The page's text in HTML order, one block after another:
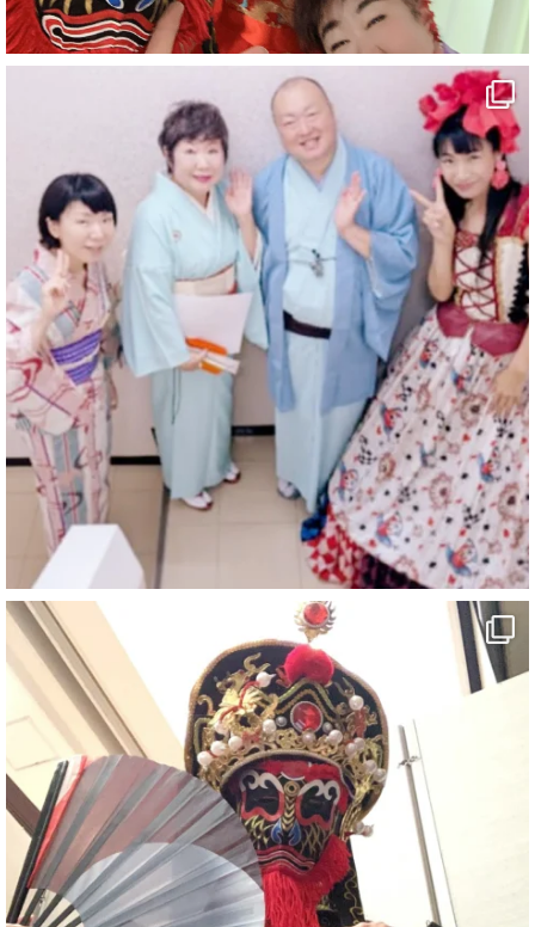
#旅行動画
#一人旅
#観光スポット
#旅行好きと繋がりたい
5 X
マジシャン派遣 パッションプリンセス【公式】
@comedy_illusion · 6 8月
お疲れ様です
ブログ更新しました
「マジシャン和歌山旅 白浜町・三段壁」
#企業公式がお疲れ様を言い合う
#旅行好きな人と繋がりたい
#一人旅
#女性マジシャン
#出張マジック
#マジシャン派遣
#イリュージョン
#和歌山県
#白浜町
#変面ショー
#イベント
#宴会
#余興
1 5 X